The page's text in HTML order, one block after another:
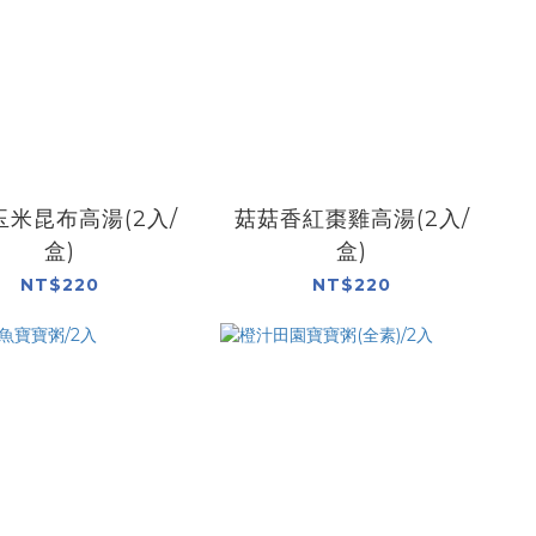
米昆布高湯(2入/
盒)
NT$220
菇菇香紅棗雞高湯(2入/
盒)
NT$220